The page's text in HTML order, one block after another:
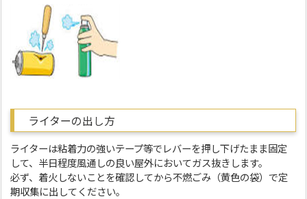
ライターの出し方
ライターは粘着力の強いテープ等でレバーを押し下げたまま固定
して、半日程度風通しの良い屋外においてガス抜きします。
必ず、着火しないことを確認してから不燃ごみ（黄色の袋）で定
期収集に出してください。